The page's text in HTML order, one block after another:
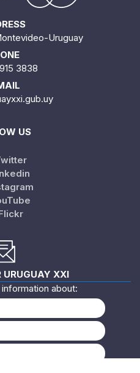
Uruguay
3838
US
URUGUAY XXI
about: